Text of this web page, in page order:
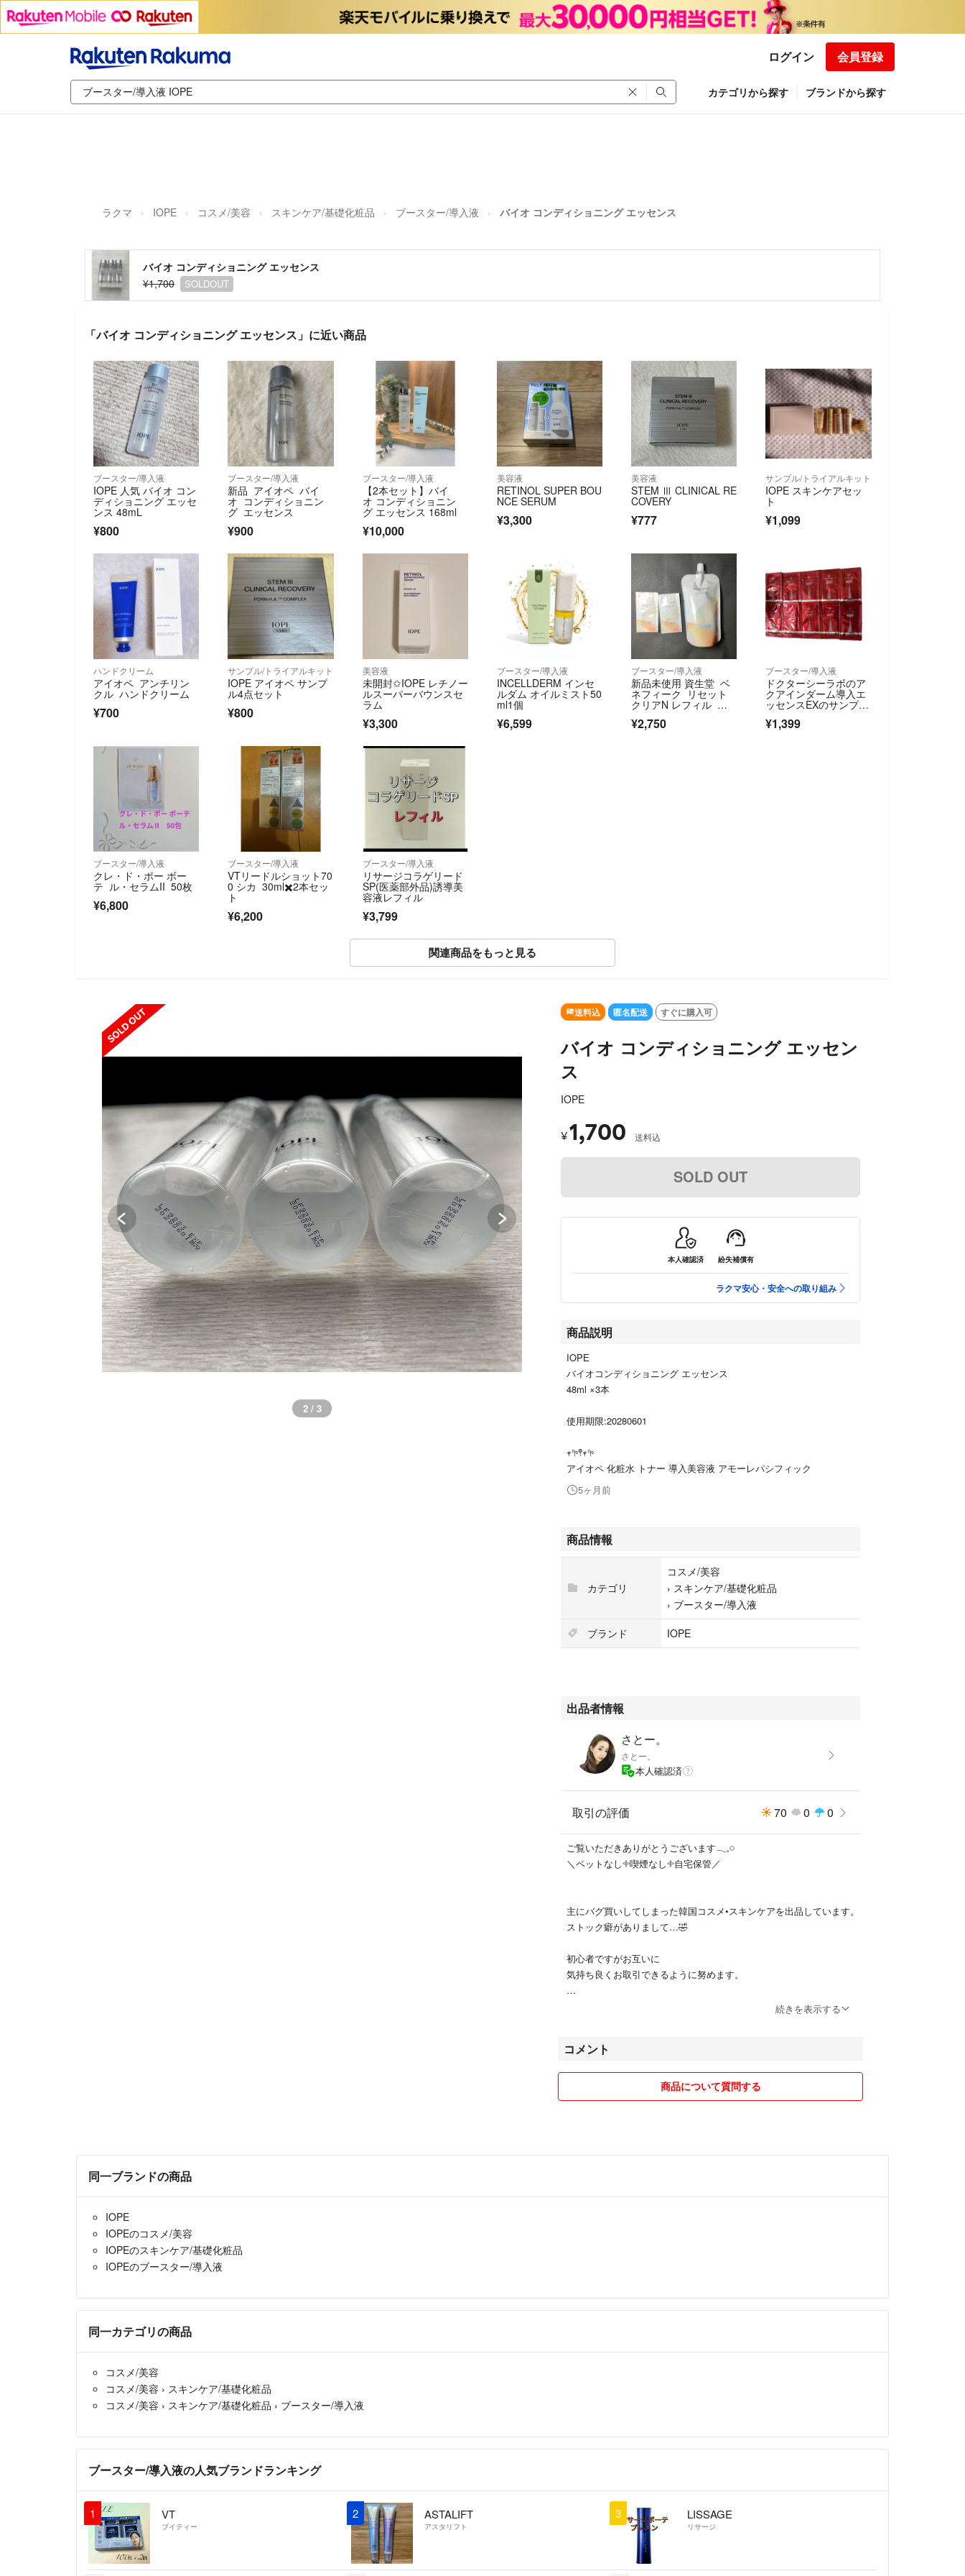
ログイン 会員登録
カテゴリから探す ブランドから探す
ラクマ IOPE コスメ/美容 スキンケア/基礎化粧品 ブースター/導入液 バイオ コンディショニング エッセンス
バイオ コンディショニング エッセンス
¥1,700
SOLDOUT
「バイオ コンディショニング エッセンス」に近い商品
ブースター/導入液
IOPE 人気 バイオ コン
ディショニング エッセ
ンス 48mL
¥800
ブースター/導入液
新品 アイオペ バイ
オ コンディショニン
グ エッセンス
¥900
ブースター/導入液
【2本セット】バイ
オ コンディショニン
グ エッセンス 168ml
¥10,000
美容液
RETINOL SUPER BOU
NCE SERUM
¥3,300
美容液
STEM Ⅲ CLINICAL RE
COVERY
¥777
サンプル/トライアルキット
IOPE スキンケアセッ
ト
¥1,099
ハンドクリーム
アイオペ アンチリン
クル ハンドクリーム
¥700
サンプル/トライアルキット
IOPE アイオペ サンプ
ル4点セット
¥800
美容液
未開封✩IOPE レチノー
ルスーパーバウンスセ
ラム
¥3,300
ブースター/導入液
INCELLDERM インセ
ルダム オイルミスト50
ml1個
¥6,599
ブースター/導入液
新品未使用 資生堂 ベ
ネフィーク リセット
クリアN レフィル サ
¥2,750
ブースター/導入液
ドクターシーラボのア
クアインダーム導入エ
ッセンスEXのサンプル
¥1,399
ブースター/導入液
クレ・ド・ポー ボー
テ ル・セラムII 50枚
¥6,800
ブースター/導入液
VTリードルショット70
0 シカ 30ml✖️2本セッ
ト
¥6,200
ブースター/導入液
リサージコラゲリード
SP(医薬部外品)誘導美
容液レフィル
¥3,799
関連商品をもっと見る
SOLD OUT
2 / 3
送料込 匿名配送 すぐに購入可
バイオ コンディショニング エッセン
ス
IOPE
¥1,700 送料込
SOLD OUT
本人確認済 紛失補償有
ラクマ安心・安全への取り組み
商品説明
IOPE
バイオコンディショニング エッセンス
48ml ×3本
使用期限:20280601
𖥧𖧧𖤣𖥧𖧧
アイオペ 化粧水 トナー 導入美容液 アモーレパシフィック
5ヶ月前
商品情報
カテゴリ
コスメ/美容
› スキンケア/基礎化粧品
› ブースター/導入液
ブランド
IOPE
出品者情報
さとー。
さとー。
本人確認済
取引の評価 70 0 0
ご覧いただきありがとうございます𓂃𓈒𓏸
＼ペットなし𓇬喫煙なし𓇬自宅保管／
主にバグ買いしてしまった韓国コスメ•スキンケアを出品しています。
ストック癖がありまして…🤣
初心者ですがお互いに
気持ち良くお取引できるように努めます。
𖤣𖥧以下、ご一読いただけると助かります。
よろしくお願いいたします🙇
いた上でご購入お願いいたします。
続きを表示する
コメント
商品について質問する
同一ブランドの商品
IOPE
IOPEのコスメ/美容
IOPEのスキンケア/基礎化粧品
IOPEのブースター/導入液
同一カテゴリの商品
コスメ/美容
コスメ/美容 › スキンケア/基礎化粧品
コスメ/美容 › スキンケア/基礎化粧品 › ブースター/導入液
ブースター/導入液の人気ブランドランキング
1 VT
ブイティー
2 ASTALIFT
アスタリフト
3 LISSAGE
リサージ